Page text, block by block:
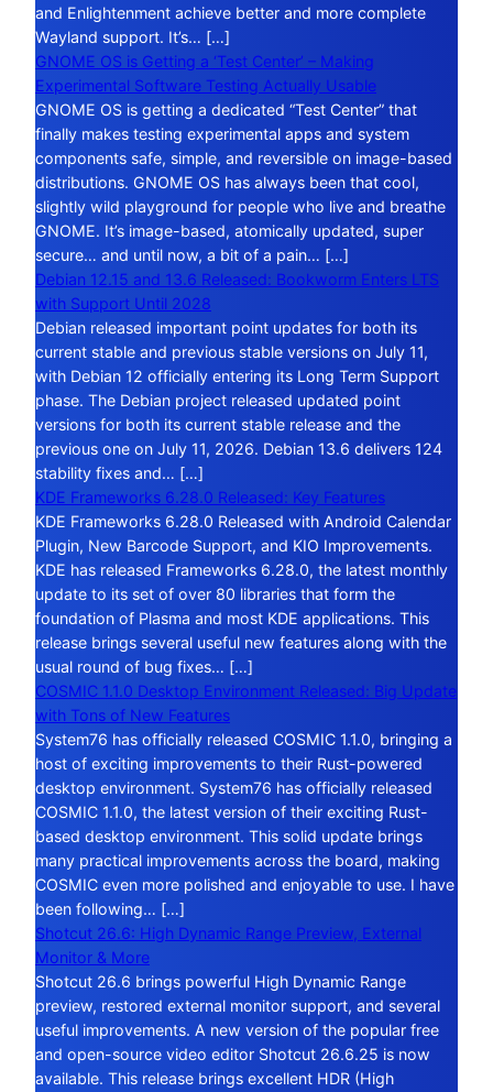
and Enlightenment achieve better and more complete
Wayland support. It’s… […]
GNOME OS is Getting a ‘Test Center’ – Making
Experimental Software Testing Actually Usable
GNOME OS is getting a dedicated “Test Center” that
finally makes testing experimental apps and system
components safe, simple, and reversible on image-based
distributions. GNOME OS has always been that cool,
slightly wild playground for people who live and breathe
GNOME. It’s image-based, atomically updated, super
secure… and until now, a bit of a pain… […]
Debian 12.15 and 13.6 Released: Bookworm Enters LTS
with Support Until 2028
Debian released important point updates for both its
current stable and previous stable versions on July 11,
with Debian 12 officially entering its Long Term Support
phase. The Debian project released updated point
versions for both its current stable release and the
previous one on July 11, 2026. Debian 13.6 delivers 124
stability fixes and… […]
KDE Frameworks 6.28.0 Released: Key Features
KDE Frameworks 6.28.0 Released with Android Calendar
Plugin, New Barcode Support, and KIO Improvements.
KDE has released Frameworks 6.28.0, the latest monthly
update to its set of over 80 libraries that form the
foundation of Plasma and most KDE applications. This
release brings several useful new features along with the
usual round of bug fixes… […]
COSMIC 1.1.0 Desktop Environment Released: Big Update
with Tons of New Features
System76 has officially released COSMIC 1.1.0, bringing a
host of exciting improvements to their Rust-powered
desktop environment. System76 has officially released
COSMIC 1.1.0, the latest version of their exciting Rust-
based desktop environment. This solid update brings
many practical improvements across the board, making
COSMIC even more polished and enjoyable to use. I have
been following… […]
Shotcut 26.6: High Dynamic Range Preview, External
Monitor & More
Shotcut 26.6 brings powerful High Dynamic Range
preview, restored external monitor support, and several
useful improvements. A new version of the popular free
and open-source video editor Shotcut 26.6.25 is now
available. This release brings excellent HDR (High